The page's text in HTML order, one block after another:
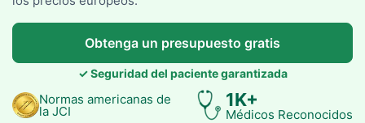
Obtenga un presupuesto gratis
✓ Seguridad del paciente garantizada
Normas americanas de
la JCI
1K+
Médicos Reconocidos